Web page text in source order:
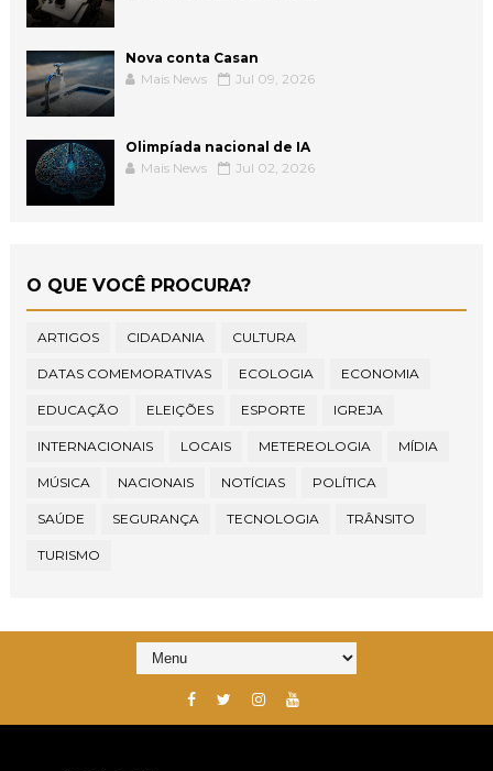
Nova conta Casan
Mais News
Jul 09, 2026
Olimpíada nacional de IA
Mais News
Jul 02, 2026
O QUE VOCÊ PROCURA?
ARTIGOS CIDADANIA CULTURA
DATAS COMEMORATIVAS ECOLOGIA ECONOMIA
EDUCAÇÃO ELEIÇÕES ESPORTE IGREJA
INTERNACIONAIS LOCAIS METEREOLOGIA MÍDIA
MÚSICA NACIONAIS NOTÍCIAS POLÍTICA
SAÚDE SEGURANÇA TECNOLOGIA TRÂNSITO
TURISMO